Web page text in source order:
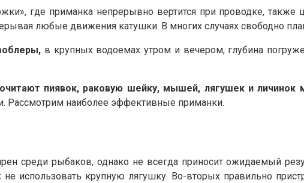
где приманка непрерывно вертится при проводке, также
любые движения катушки. В многих случаях свободно
в крупных водоемах утром и вечером, глубина
пиявок, раковую шейку, мышей, лягушек и личинок
Рассмотрим наиболее эффективные приманки.
среди рыбаков, однако не всегда приносит ожидаемый
использовать крупную лягушку. Во-вторых правильно